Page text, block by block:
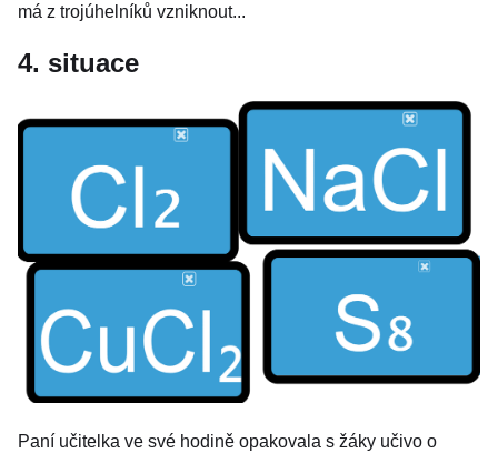
má z trojúhelníků vzniknout...
4. situace
Paní učitelka ve své hodině opakovala s žáky učivo o